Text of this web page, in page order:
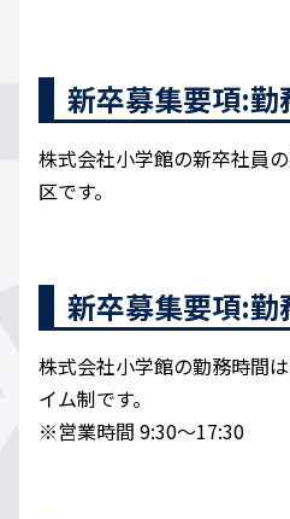
新卒募集要項:勤
株式会社小学館の新卒社員
区です。
新卒募集要項:勤
株式会社小学館の勤務時間
イム制です。
※営業時間 9:30〜17:30